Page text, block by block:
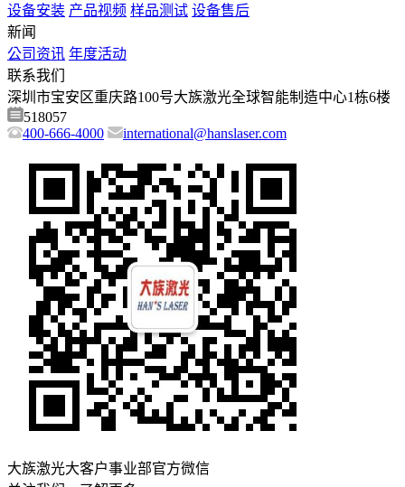
设备安装 产品视频 样品测试 设备售后
新闻
公司资讯 年度活动
联系我们
深圳市宝安区重庆路100号大族激光全球智能制造中心1栋6楼
518057
400-666-4000
international@hanslaser.com
大族激光大客户事业部官方微信